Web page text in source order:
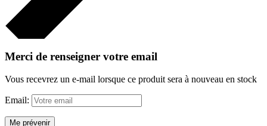
Merci de renseigner votre email
Vous recevrez un e-mail lorsque ce produit sera à nouveau en stock
Email:
Me prévenir